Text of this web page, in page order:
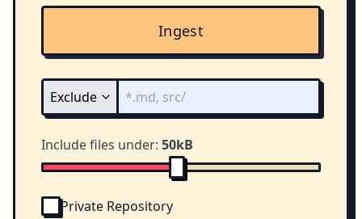
Ingest
Include files under: 50kB
Private Repository